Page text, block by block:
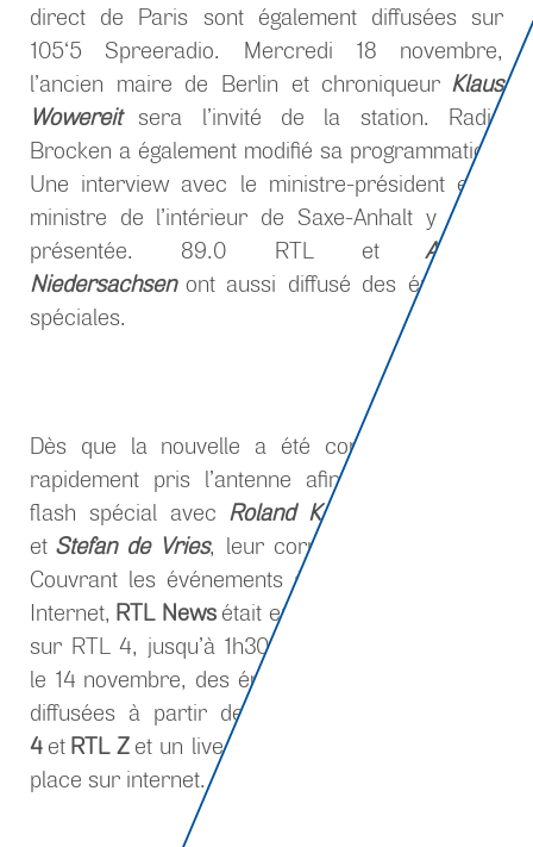
direct de Paris sont également diffusées sur
105‘5 Spreeradio. Mercredi 18 novembre,
l’ancien maire de Berlin et chroniqueur Klaus
Wowereitsera l’invité de la station. Radio
Brocken a également modifié sa programmation.
Une interview avec le ministre-président et le
ministre de l’intérieur de Saxe-Anhalt y a été
présentée. 89.0 RTL et Antenne
Niedersachsenont aussi diffusé des émissions
spéciales.
Dès que la nouvelle a été connue,
rapidement pris l’antenne afin de diffuser un
flash spécial avec Roland Koopman
et Stefan de Vries, leur correspondant à Paris.
Couvrant les événements à la télévision et sur
Internet, RTL News était en direct sur
sur RTL 4, jusqu’à 1h30 environ. Le lendemain,
le 14 novembre, des émissions en direct ont été
diffusées à partir de 8h00 à la fois sur
4 et RTL Z et un live blog a également été mis en
place sur internet.